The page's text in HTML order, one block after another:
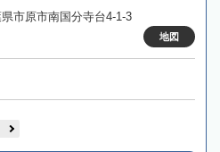
市原市南国分寺台4-1-3
地図